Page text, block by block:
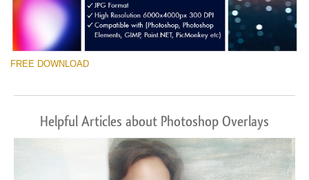
FREE DOWNLOAD
Helpful Articles about Photoshop Overlays